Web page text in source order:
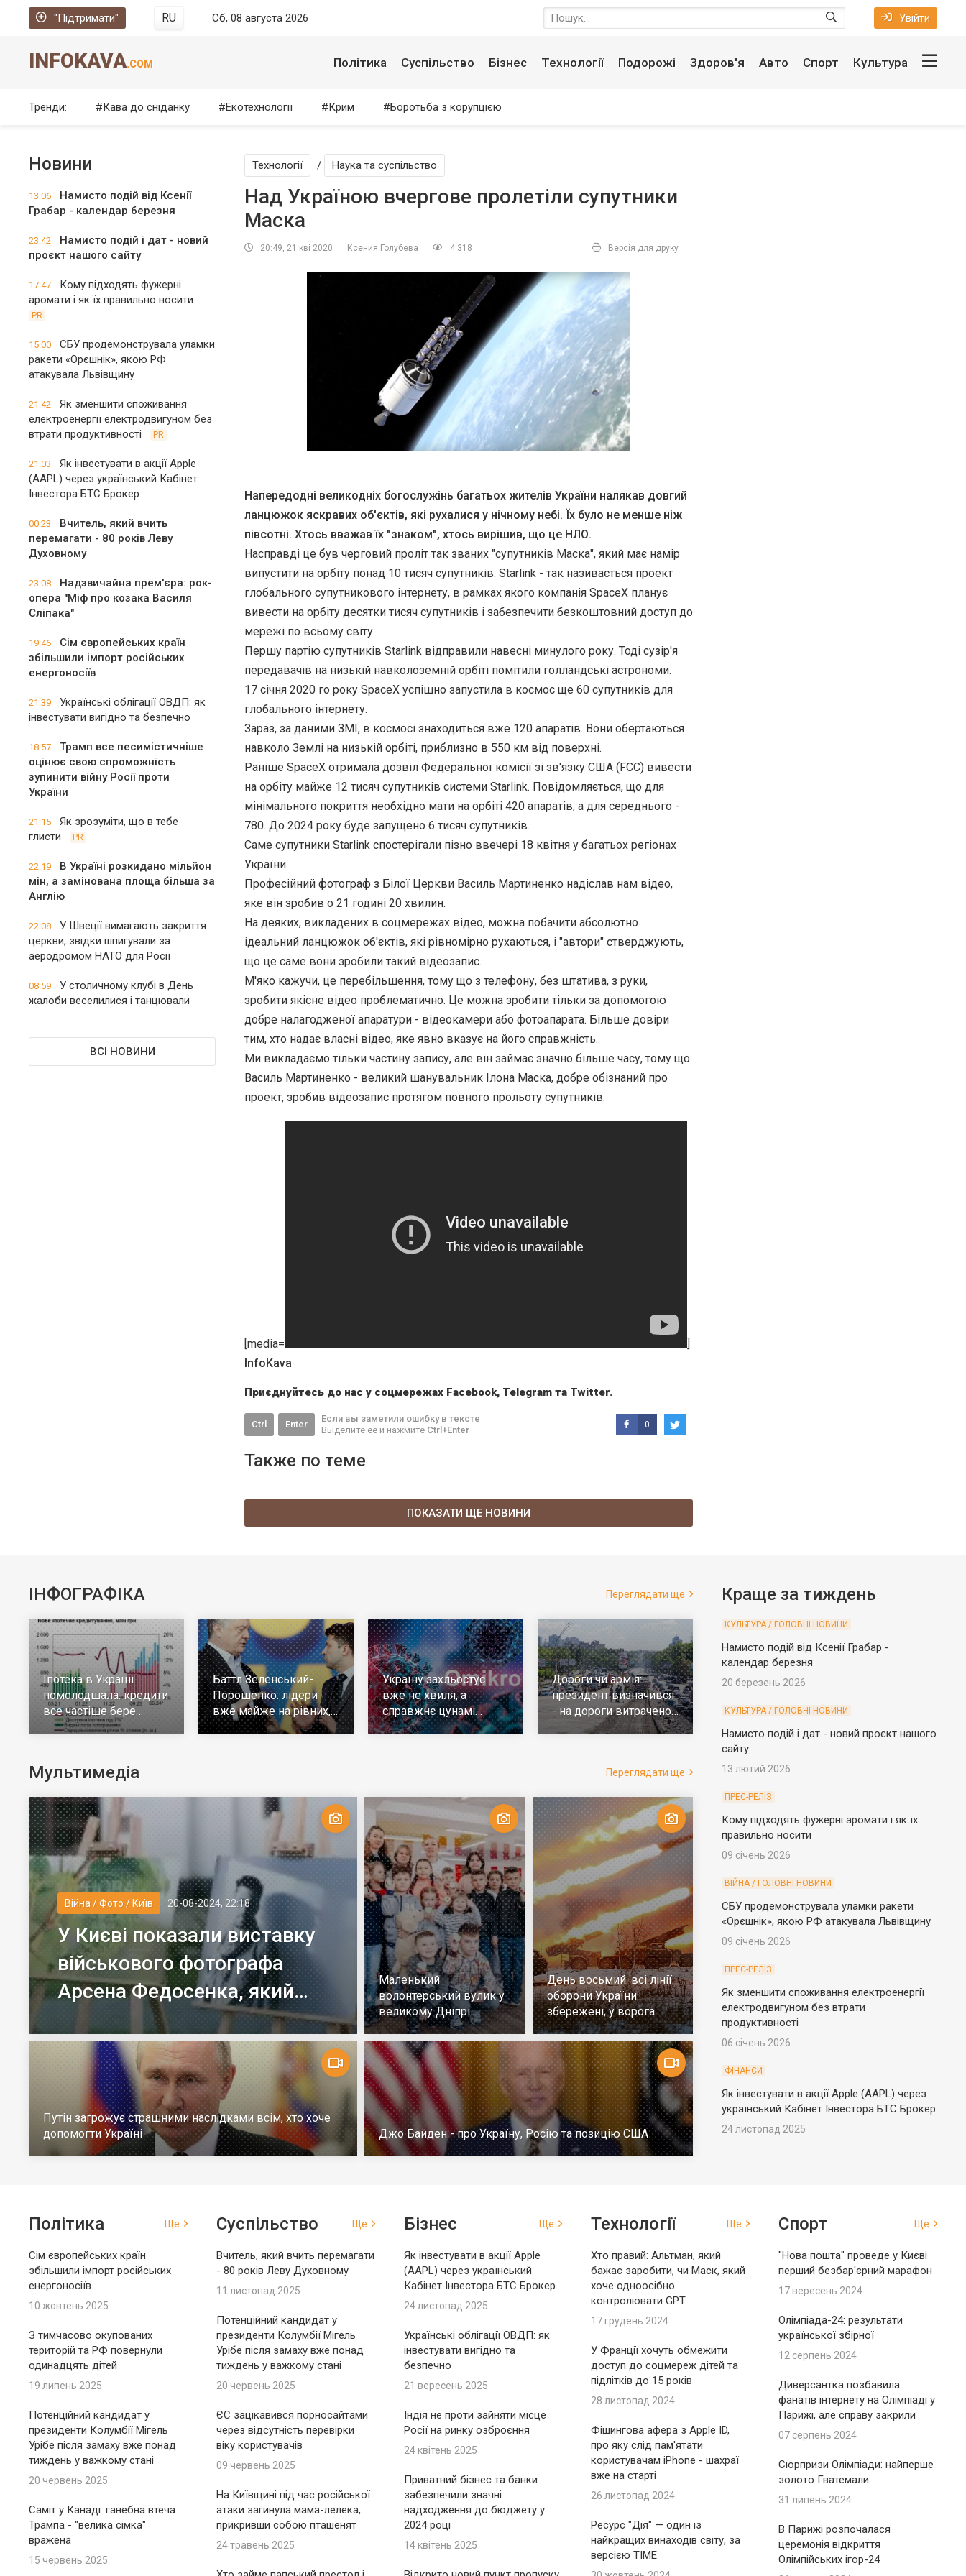
"Підтримати" RU Сб, 08 августа 2026 Увійти
INFOKAVA.COM Політика Суспільство Бізнес Технології Подорожі Здоров'я Авто Спорт Культура
Тренди: Кава до сніданку Екотехнології Крим Боротьба з корупцією
Новини
13:06
Намисто подій від Ксенії
Грабар - календар березня
23:42
Намисто подій і дат - новий
проєкт нашого сайту
17:47
Кому підходять фужерні
аромати і як їх правильно носити
PR
15:00
СБУ продемонструвала уламки
ракети «Орєшнік», якою РФ
атакувала Львівщину
21:42
Як зменшити споживання
електроенергії електродвигуном без
втрати продуктивності
PR
21:03
Як інвестувати в акції Apple
(AAPL) через український Кабінет
Інвестора БТС Брокер
00:23
Вчитель, який вчить
перемагати - 80 років Леву
Духовному
23:08
Надзвичайна прем'єра: рок-
опера "Міф про козака Василя
Сліпака"
19:46
Сім європейських країн
збільшили імпорт російських
енергоносіїв
21:39
Українські облігації ОВДП: як
інвестувати вигідно та безпечно
18:57
Трамп все песимістичніше
оцінює свою спроможність
зупинити війну Росії проти
України
21:15
Як зрозуміти, що в тебе
глисти
PR
22:19
В Україні розкидано мільйон
мін, а замінована площа більша за
Англію
22:08
У Швеції вимагають закриття
церкви, звідки шпигували за
аеродромом НАТО для Росії
08:59
У столичному клубі в День
жалоби веселилися і танцювали
ВСІ НОВИНИ
Технології / Наука та суспільство
Над Україною вчергове пролетіли супутники
Маска
20:49, 21 кві 2020 Ксения Голубева 4 318 Версія для друку
Напередодні великодніх богослужінь багатьох жителів України налякав довгий
ланцюжок яскравих об'єктів, які рухалися у нічному небі. Їх було не менше ніж
півсотні. Хтось вважав їх "знаком", хтось вирішив, що це НЛО.
Насправді це був черговий проліт так званих "супутників Маска", який має намір
випустити на орбіту понад 10 тисяч супутників. Starlink - так називається проект
глобального супутникового інтернету, в рамках якого компанія SpaceX планує
вивести на орбіту десятки тисяч супутників і забезпечити безкоштовний доступ до
мережі по всьому світу.
Першу партію супутників Starlink відправили навесні минулого року. Тоді сузір'я
передавачів на низькій навколоземній орбіті помітили голландські астрономи.
17 січня 2020 го року SpaceX успішно запустила в космос ще 60 супутників для
глобального інтернету.
Зараз, за ​​даними ЗМІ, в космосі знаходиться вже 120 апаратів. Вони обертаються
навколо Землі на низькій орбіті, приблизно в 550 км від поверхні.
Раніше SpaceX отримала дозвіл Федеральної комісії зі зв'язку США (FCC) вивести
на орбіту майже 12 тисяч супутників системи Starlink. Повідомляється, що для
мінімального покриття необхідно мати на орбіті 420 апаратів, а для середнього -
780. До 2024 року буде запущено 6 тисяч супутників.
Саме супутники Starlink спостерігали пізно ввечері 18 квітня у багатьох регіонах
України.
Професійний фотограф з Білої Церкви Василь Мартиненко надіслав нам відео,
яке він зробив о 21 годині 20 хвилин.
На деяких, викладених в соцмережах відео, можна побачити абсолютно
ідеальний ланцюжок об'єктів, які рівномірно рухаються, і "автори" стверджують,
що це саме вони зробили такий відеозапис.
М'яко кажучи, це перебільшення, тому що з телефону, без штатива, з руки,
зробити якісне відео проблематично. Це можна зробити тільки за допомогою
добре налагодженої апаратури - відеокамери або фотоапарата. Більше довіри
тим, хто надає власні відео, яке явно вказує на його справжність.
Ми викладаємо тільки частину запису, але він займає значно більше часу, тому що
Василь Мартиненко - великий шанувальник Ілона Маска, добре обізнаний про
проект, зробив відеозапис протягом повного прольоту супутників.
[media=
]
InfoKava
Приєднуйтесь до нас у соцмережах Facebook, Telegram та Twitter.
Ctrl Enter
Если вы заметили ошибку в тексте
Выделите её и нажмите Ctrl+Enter 0
Также по теме
ПОКАЗАТИ ЩЕ НОВИНИ
ІНФОГРАФІКА Переглядати ще
Іпотека в Україні
помолодшала: кредити
все частіше бере
молодь до 30 років
Баттл Зеленський-
Порошенко: лідери
вже майже на рівних,
але багато тих, хто не
Україну захльостує
вже не хвиля, а
справжнє цунамі
ковіда. Що робити
Дороги чи армія:
президент визначився
- на дороги витрачено
у 10 разів більше
Мультимедіа Переглядати ще
Війна / Фото / Київ 20-08-2024, 22:18
У Києві показали виставку
військового фотографа
Арсена Федосенка, який
загинув на війні
Маленький
волонтерський вулик у
великому Дніпрі.
Репортаж
День восьмий: всі лінії
оборони України
збережені, у ворога
немає успіху
Путін загрожує страшними наслідками всім, хто хоче
допомогти Україні
Джо Байден - про Україну, Росію та позицію США
Краще за тиждень
КУЛЬТУРА / ГОЛОВНІ НОВИНИ
Намисто подій від Ксенії Грабар -
календар березня
20 березень 2026
КУЛЬТУРА / ГОЛОВНІ НОВИНИ
Намисто подій і дат - новий проєкт нашого
сайту
13 лютий 2026
ПРЕС-РЕЛІЗ
Кому підходять фужерні аромати і як їх
правильно носити
09 січень 2026
ВІЙНА / ГОЛОВНІ НОВИНИ
СБУ продемонструвала уламки ракети
«Орєшнік», якою РФ атакувала Львівщину
09 січень 2026
ПРЕС-РЕЛІЗ
Як зменшити споживання електроенергії
електродвигуном без втрати
продуктивності
06 січень 2026
ФІНАНСИ
Як інвестувати в акції Apple (AAPL) через
український Кабінет Інвестора БТС Брокер
24 листопад 2025
Політика Ще
Сім європейських країн
збільшили імпорт російських
енергоносіїв
10 жовтень 2025
З тимчасово окупованих
територій та РФ повернули
одинадцять дітей
19 липень 2025
Потенційний кандидат у
президенти Колумбії Мігель
Урібе після замаху вже понад
тиждень у важкому стані
20 червень 2025
Саміт у Канаді: ганебна втеча
Трампа - "велика сімка"
вражена
15 червень 2025
Суспільство Ще
Вчитель, який вчить перемагати
- 80 років Леву Духовному
11 листопад 2025
Потенційний кандидат у
президенти Колумбії Мігель
Урібе після замаху вже понад
тиждень у важкому стані
20 червень 2025
ЄС зацікавився порносайтами
через відсутність перевірки
віку користувачів
09 червень 2025
На Київщині під час російської
атаки загинула мама-лелека,
прикривши собою пташенят
24 травень 2025
Бізнес Ще
Як інвестувати в акції Apple
(AAPL) через український
Кабінет Інвестора БТС Брокер
24 листопад 2025
Українські облігації ОВДП: як
інвестувати вигідно та
безпечно
21 вересень 2025
Індія не проти зайняти місце
Росії на ринку озброєння
24 квітень 2025
Приватний бізнес та банки
забезпечили значні
надходження до бюджету у
2024 році
14 квітень 2025
Технології Ще
Хто правий: Альтман, який
бажає заробити, чи Маск, який
хоче одноосібно
контролювати GPT
17 грудень 2024
У Франції хочуть обмежити
доступ до соцмереж дітей та
підлітків до 15 років
28 листопад 2024
Фішингова афера з Apple ID,
про яку слід пам'ятати
користувачам iPhone - шахраї
вже на старті
26 листопад 2024
Ресурс "Дія" — один із
найкращих винаходів світу, за
версією TIME
Спорт Ще
"Нова пошта" проведе у Києві
перший безбар'єрний марафон
17 вересень 2024
Олімпіада-24: результати
української збірної
12 серпень 2024
Диверсантка позбавила
фанатів інтернету на Олімпіаді у
Парижі, але справу закрили
07 серпень 2024
Сюрпризи Олімпіади: найперше
золото Гватемали
31 липень 2024
В Парижі розпочалася
церемонія відкриття
Олімпійських ігор-24